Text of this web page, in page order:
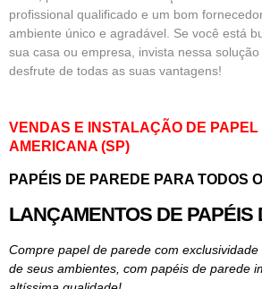
profissional qualificado e um bom
ambiente único e agradável. Se você está
sua casa ou empresa, invista nessa
desfrute de todas as suas vantagens!
VENDAS E INSTALAÇÃO DE PAPEL
AMERICANA (SP)
PAPÉIS DE PAREDE PARA TODOS
LANÇAMENTOS DE PAPÉIS
Compre papel de parede com
de seus ambientes, com papéis de parede